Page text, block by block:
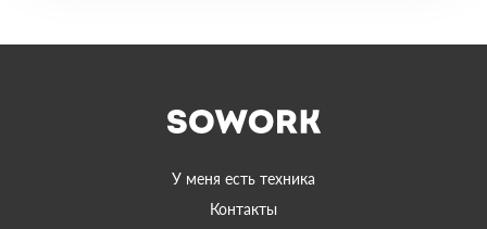
У меня есть техника
Контакты